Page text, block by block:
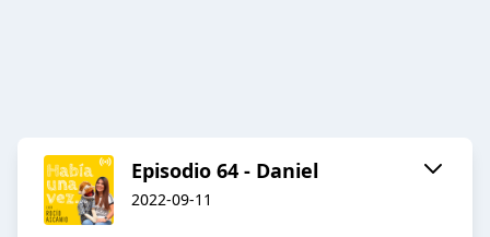
Episodio 64 - Daniel
2022-09-11